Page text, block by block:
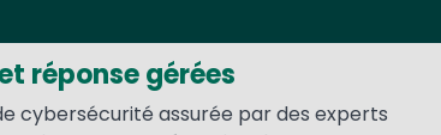
réponse gérées
cybersécurité assurée par des experts